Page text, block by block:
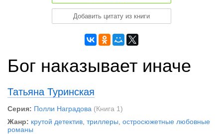
Добавить цитату из книги
Бог наказывает иначе
Татьяна Туринская
Серия: Полли Наградова (Книга 1)
Жанр: крутой детектив триллеры остросюжетные любовные
романы